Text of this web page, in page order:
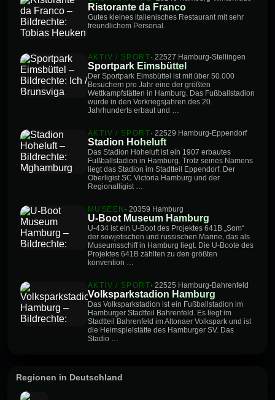
Ristorante da Franco
Gutes kleines italienisches Restaurant mit sehr
freundlichem Personal.
AKTIV / SPORT· 22527 Hamburg-Stellingen
Sportpark Eimsbüttel
Der Sportpark Eimsbüttel ist mit über 50.000
Besuchern pro Jahr eine der größten
Wettkampfstätten in Hamburg. Das Fußballstadion
wurde in den Vorkriegsjahren des 20.
Jahrhunderts erbaut und …
AKTIV / SPORT· 22529 Hamburg-Eppendorf
Stadion Hoheluft
Das Stadion Hoheluft ist ein 1907 erbautes
Fußballstadion in Hamburg. Trotz seines Namens
liegt das Stadion im Stadtteil Eppendorf. Der
Oberligist SC Victoria Hamburg und der
Regionalligist …
MUSEEN · 20359 Hamburg
U-Boot Museum Hamburg
U-434 ist ein U-Boot des Projektes 641B „Som“
der sowjetischen und russischen Marine, das als
Museumsschiff in Hamburg liegt. Die U-Boote des
Projektes 641B zählten zu den größten
konvention …
AKTIV / SPORT· 22525 Hamburg-Bahrenfeld
Volksparkstadion Hamburg
Das Volksparkstadion ist ein Fußballstadion im
Hamburger Stadtteil Bahrenfeld. Es liegt im
Stadtteil Bahrenfeld im Altonaer Volkspark und ist
die Heimspielstätte des Hamburger SV. Das
Stadio …
Regionen in Deutschland